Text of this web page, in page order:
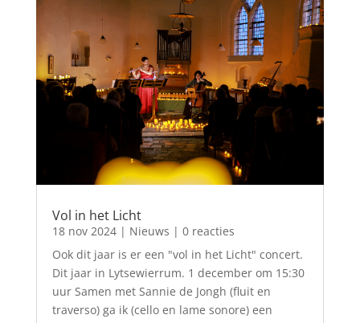
Vol in het Licht
18 nov 2024| Nieuws | 0 reacties
Ook dit jaar is er een "vol in het Licht" concert.
Dit jaar in Lytsewierrum. 1 december om 15:30
uur Samen met Sannie de Jongh (fluit en
traverso) ga ik (cello en lame sonore) een